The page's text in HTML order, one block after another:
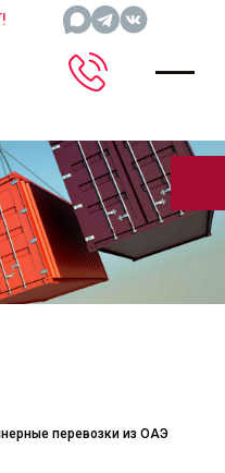
перевозки из ОАЭ